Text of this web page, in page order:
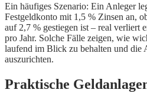
Ein häufiges Szenario: Ein Anleger
Festgeldkonto mit 1,5 % Zinsen an,
auf 2,7 % gestiegen ist – real verliert
pro Jahr. Solche Fälle zeigen, wie
laufend im Blick zu behalten und die
auszurichten.
Praktische